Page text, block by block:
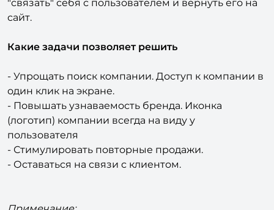
- Для любого сайта, который хочет прочнее
"связать" себя с пользователем и вернуть его на
- Упрощать поиск компании. Доступ к компании в
один клик на экране.
- Повышать узнаваемость бренда. Иконка
(логотип) компании всегда на виду у
пользователя
- Стимулировать повторные продажи.